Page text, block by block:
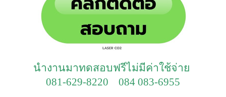
นำงานมาทดสอบฟรีไม่มีค่าใช้จ่าย
081-629-8220 084 083-6955